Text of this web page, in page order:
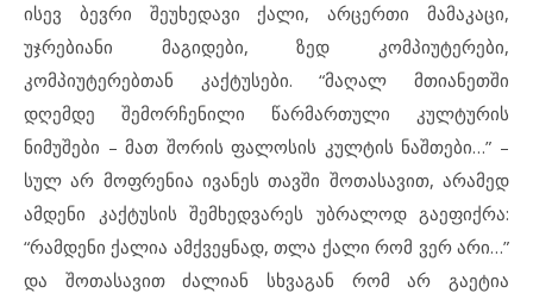
ისევ ბევრი შეუხედავი ქალი, არცერთი მამაკაცი,
უჯრებიანი მაგიდები, ზედ კომპიუტერები,
კომპიუტერებთან კაქტუსები. “მაღალ მთიანეთში
დღემდე შემორჩენილი წარმართული კულტურის
ნიმუშები – მათ შორის ფალოსის კულტის ნაშთები…” –
სულ არ მოფრენია ივანეს თავში შოთასავით, არამედ
ამდენი კაქტუსის შემხედვარეს უბრალოდ გაეფიქრა:
“რამდენი ქალია ამქვეყნად, თლა ქალი რომ ვერ არი…”
და შოთასავით ძალიან სხვაგან რომ არ გაეტია